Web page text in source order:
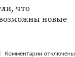
что
новые
Комментарии отключены